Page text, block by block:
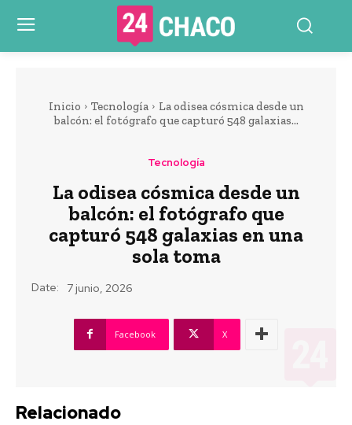
Inicio Tecnología
La odisea cósmica desde un
balcón: el fotógrafo que capturó 548 galaxias...
Tecnología
La odisea cósmica desde un
balcón: el fotógrafo que
capturó 548 galaxias en una
sola toma
Date: 7 junio, 2026
Facebook X
Relacionado